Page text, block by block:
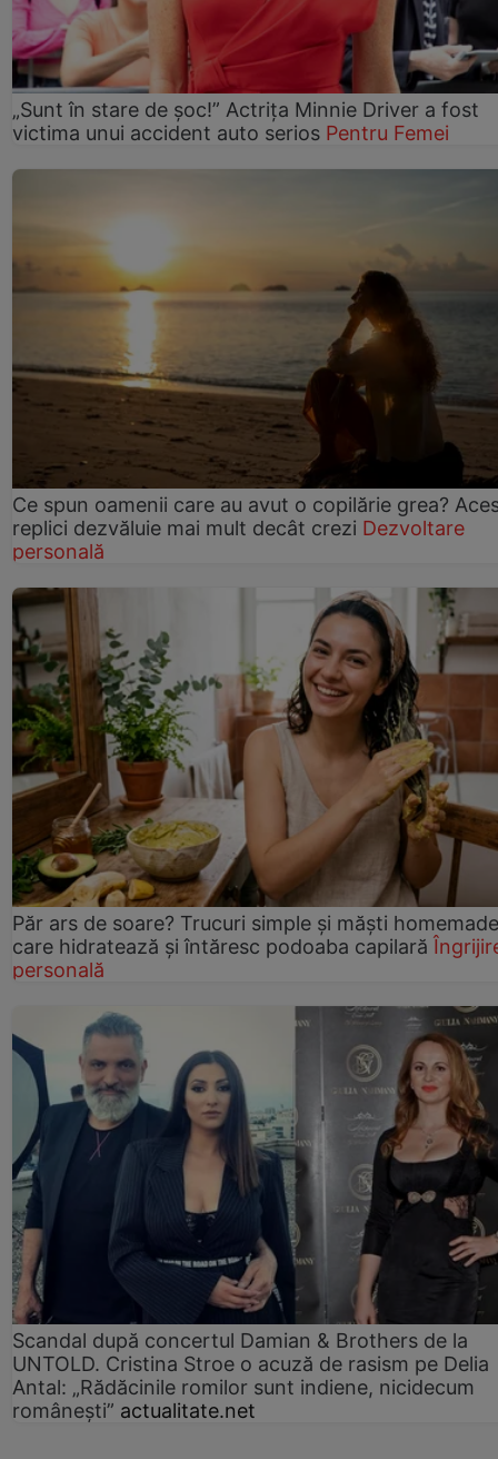
„Sunt în stare de șoc!” Actrița Minnie Driver a fost
victima unui accident auto serios Pentru Femei
Ce spun oamenii care au avut o copilărie grea?
replici dezvăluie mai mult decât crezi Dezvoltare
personală
Păr ars de soare? Trucuri simple și măști homemade
care hidratează și întăresc podoaba capilară
personală
Scandal după concertul Damian & Brothers de la
UNTOLD. Cristina Stroe o acuză de rasism pe Delia
Antal: „Rădăcinile romilor sunt indiene, nicidecum
românești” actualitate.net